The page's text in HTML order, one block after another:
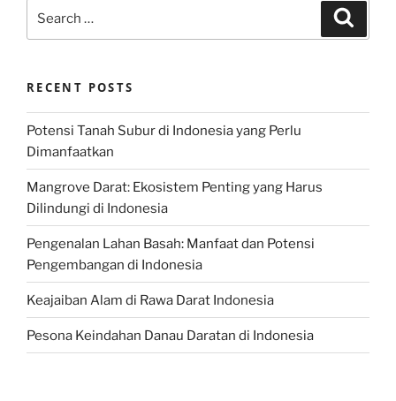
RECENT POSTS
Potensi Tanah Subur di Indonesia yang Perlu
Dimanfaatkan
Mangrove Darat: Ekosistem Penting yang Harus
Dilindungi di Indonesia
Pengenalan Lahan Basah: Manfaat dan Potensi
Pengembangan di Indonesia
Keajaiban Alam di Rawa Darat Indonesia
Pesona Keindahan Danau Daratan di Indonesia